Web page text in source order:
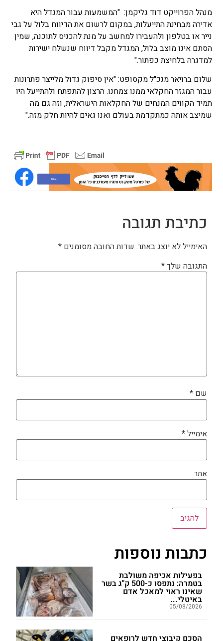
מנהל הפרוייקט דוד גליקמן: "המשמעות עבור המגדל היא
אדירה מבחינת התייעלות, במקום לרשום את הדיווח בלול על גבי
נייר או בטלפון ולהעבירו למחשב על מנת להכניס לתוכנה, שמין
הסתם אינו מוצב בלול, המגדל מקבל דיווח שנשלח ישירות
למדגרה בלחיצת כפתור."
שלום ברויאר מנכ"ל מקסופט: "אין סיפוק גדול מלייצר פתרונות
עבור המגזר החקלאי ממנו צמחנו. הרצון להתפתח ולהתייעל היו
תמיד הקווים המנחים של החקלאות הישראלית, וזה גם מה
שמיצב אותה כמתקדמת בעולם ואנו גאים להיות חלק מזה."
כתיבת תגובה
האימייל לא יוצג באתר. שדות החובה מסומנים *
התגובה שלך*
שם *
אימייל*
אתר
כתבות נוספות
בפעילות אכיפה משולבת
בטמרה: נתפסו כ-500 ק"ג בשר
שאינו ראוי למאכל אדם
באיטלי...
05/08/2026
הסכם קיבוצי חדש לרופאים